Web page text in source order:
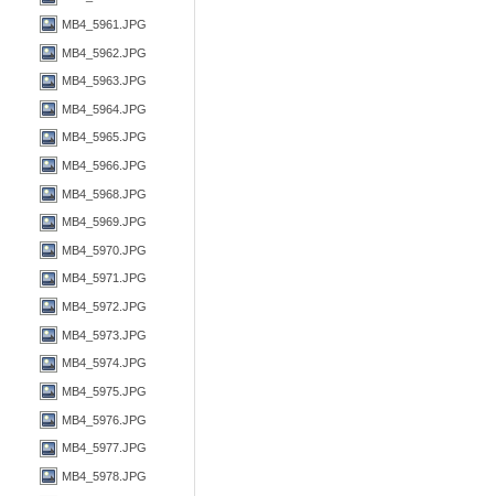
MB4_5961.JPG
MB4_5962.JPG
MB4_5963.JPG
MB4_5964.JPG
MB4_5965.JPG
MB4_5966.JPG
MB4_5968.JPG
MB4_5969.JPG
MB4_5970.JPG
MB4_5971.JPG
MB4_5972.JPG
MB4_5973.JPG
MB4_5974.JPG
MB4_5975.JPG
MB4_5976.JPG
MB4_5977.JPG
MB4_5978.JPG